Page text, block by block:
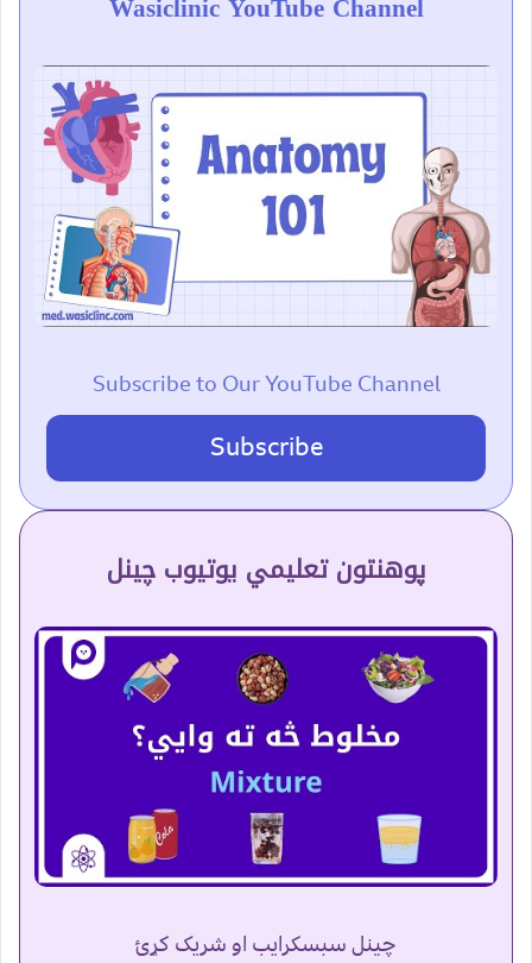
Subscribe to Our YouTube Channel
Subscribe
پوهنتون تعلیمي یوتیوب چینل
چینل سبسکرایب او شریک کړئ